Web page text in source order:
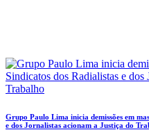
Grupo Paulo Lima inicia demissões em
e dos Jornalistas acionam a Justiça do